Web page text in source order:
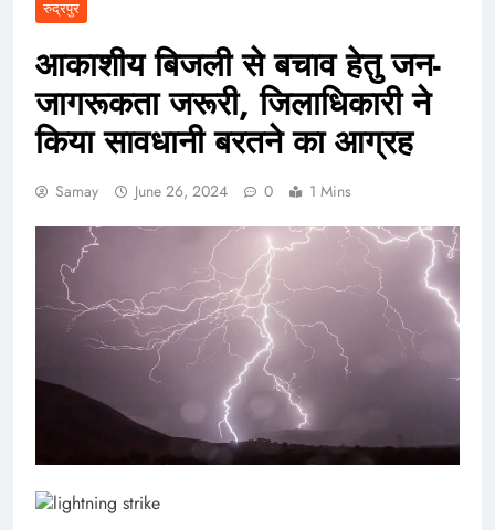
रुद्रपुर
आकाशीय बिजली से बचाव हेतु जन-
जागरूकता जरूरी, जिलाधिकारी ने
किया सावधानी बरतने का आग्रह
Samay June 26, 2024 0 1 Mins